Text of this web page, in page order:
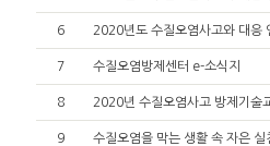
6 2020년도 수질오염사고와 대응
7 수질오염방제센터 e-소식지
8 2020년 수질오염사고 방제기술
9 수질오염을 막는 생활 속 자은